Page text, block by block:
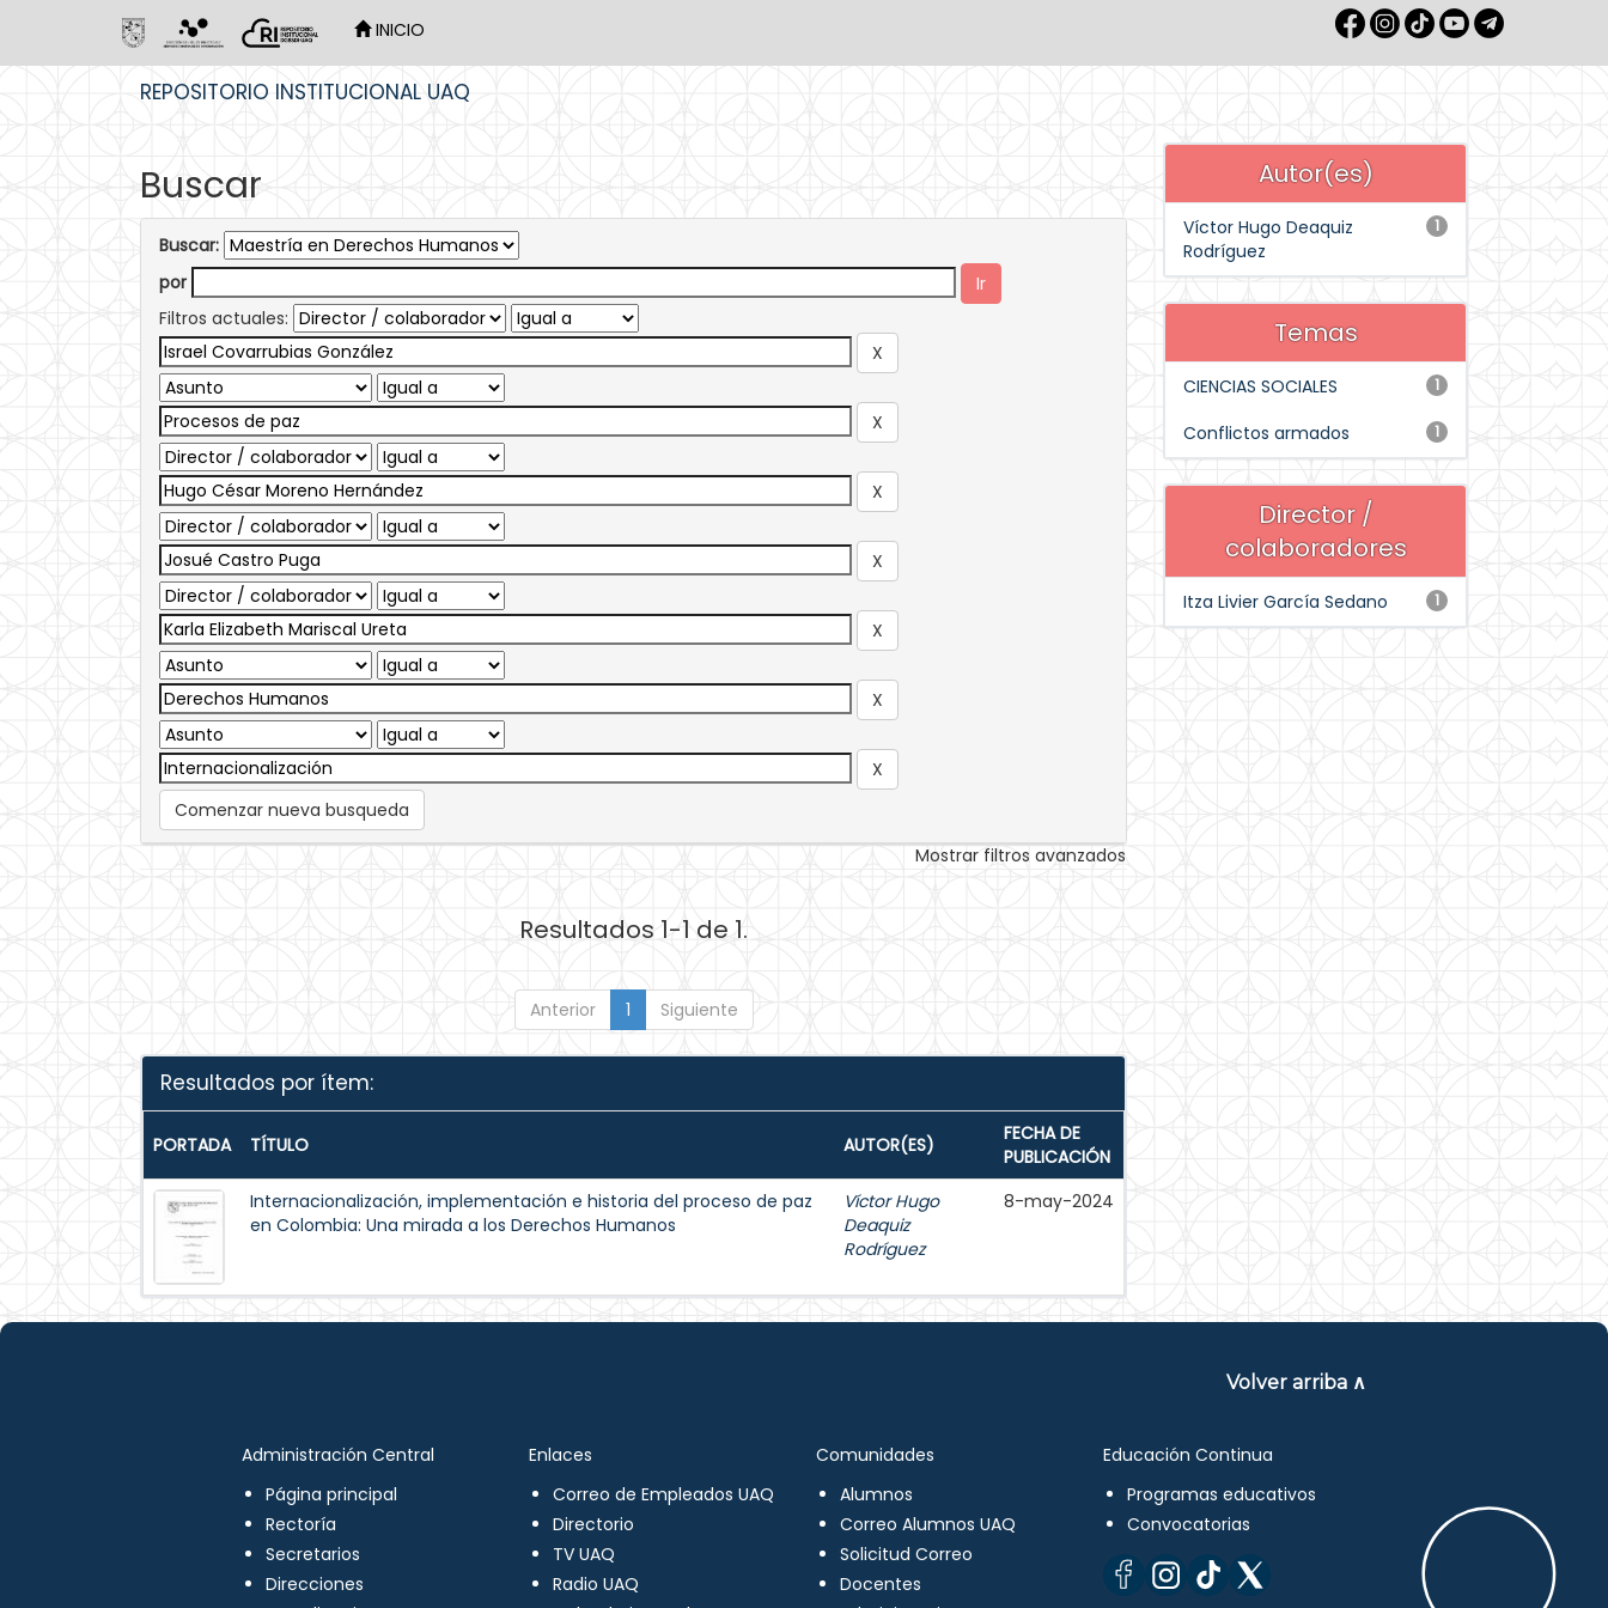
INICIO
REPOSITORIO INSTITUCIONAL UAQ
Buscar
Buscar:
por
Filtros actuales:
Comenzar nueva busqueda
Mostrar filtros avanzados
Resultados 1-1 de 1.
Anterior 1 Siguiente
Resultados por ítem:
PORTADA TÍTULO AUTOR(ES)
FECHA DE
PUBLICACIÓN
Internacionalización, implementación e historia del proceso de paz
en Colombia: Una mirada a los Derechos Humanos
Víctor Hugo
Deaquiz
Rodríguez
8-may-2024
Autor(es)
1
Víctor Hugo Deaquiz
Rodríguez
Temas
1
CIENCIAS SOCIALES
1
Conflictos armados
Director /
colaboradores
1
Itza Livier García Sedano
Volver arriba ∧
Administración Central
Página principal
Rectoría
Secretarios
Direcciones
Enlaces
Correo de Empleados UAQ
Directorio
TV UAQ
Radio UAQ
Comunidades
Alumnos
Correo Alumnos UAQ
Solicitud Correo
Docentes
Educación Continua
Programas educativos
Convocatorias